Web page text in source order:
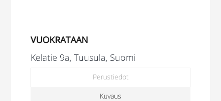
VUOKRATAAN
Kelatie 9a, Tuusula, Suomi
Perustiedot
Kuvaus